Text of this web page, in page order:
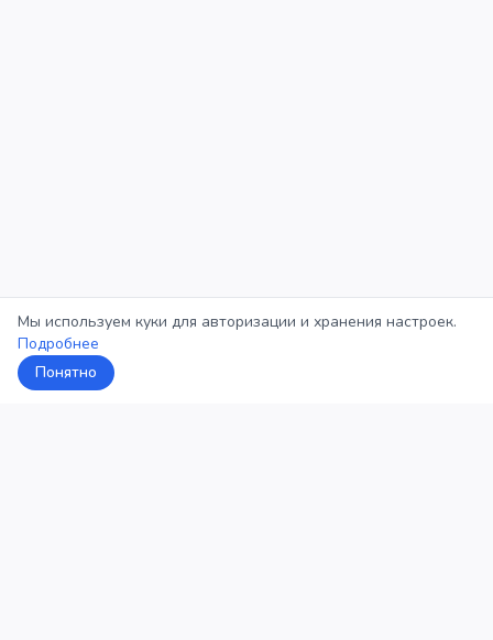
Мы используем куки для авторизации и хранения настроек.
Подробнее
Понятно